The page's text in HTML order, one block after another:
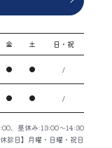
金 土 日・祝
● ● /
● ● /
、昼休み:13:00～14:30
休診日】月曜・日曜・祝日